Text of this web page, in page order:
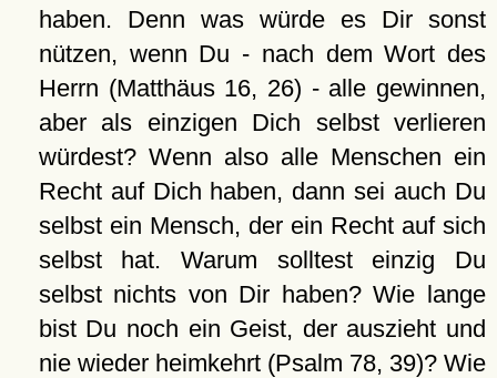
haben. Denn was würde es Dir sonst
nützen, wenn Du - nach dem Wort des
Herrn (Matthäus 16, 26) - alle gewinnen,
aber als einzigen Dich selbst verlieren
würdest? Wenn also alle Menschen ein
Recht auf Dich haben, dann sei auch Du
selbst ein Mensch, der ein Recht auf sich
selbst hat. Warum solltest einzig Du
selbst nichts von Dir haben? Wie lange
bist Du noch ein Geist, der auszieht und
nie wieder heimkehrt (Psalm 78, 39)? Wie